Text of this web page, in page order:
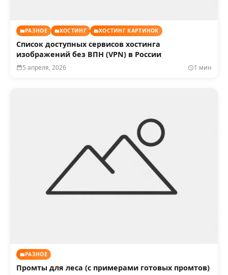
РАЗНОЕ ХОСТИНГ ХОСТИНГ КАРТИНОК
Список доступных сервисов хостинга
изображений без ВПН (VPN) в России
5 апреля, 2026 1 мин
РАЗНОЕ
Промты для леса (с примерами готовых промтов)